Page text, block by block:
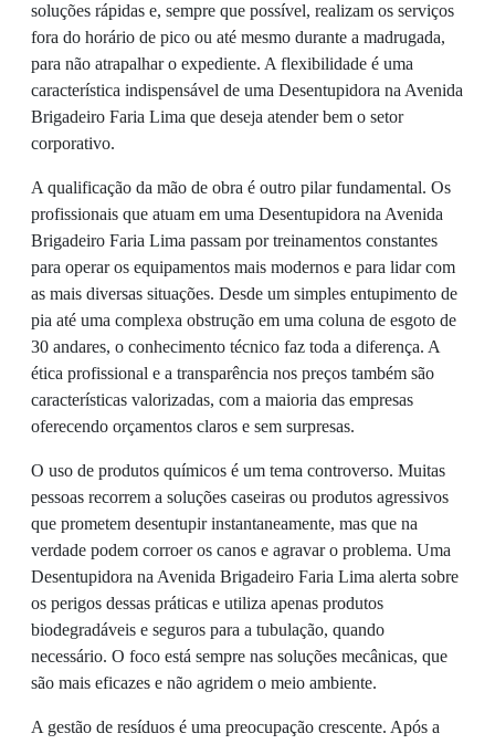
soluções rápidas e, sempre que possível, realizam os serviços
fora do horário de pico ou até mesmo durante a madrugada,
para não atrapalhar o expediente. A flexibilidade é uma
característica indispensável de uma Desentupidora na Avenida
Brigadeiro Faria Lima que deseja atender bem o setor
corporativo.
A qualificação da mão de obra é outro pilar fundamental. Os
profissionais que atuam em uma Desentupidora na Avenida
Brigadeiro Faria Lima passam por treinamentos constantes
para operar os equipamentos mais modernos e para lidar com
as mais diversas situações. Desde um simples entupimento de
pia até uma complexa obstrução em uma coluna de esgoto de
30 andares, o conhecimento técnico faz toda a diferença. A
ética profissional e a transparência nos preços também são
características valorizadas, com a maioria das empresas
oferecendo orçamentos claros e sem surpresas.
O uso de produtos químicos é um tema controverso. Muitas
pessoas recorrem a soluções caseiras ou produtos agressivos
que prometem desentupir instantaneamente, mas que na
verdade podem corroer os canos e agravar o problema. Uma
Desentupidora na Avenida Brigadeiro Faria Lima alerta sobre
os perigos dessas práticas e utiliza apenas produtos
biodegradáveis e seguros para a tubulação, quando
necessário. O foco está sempre nas soluções mecânicas, que
são mais eficazes e não agridem o meio ambiente.
A gestão de resíduos é uma preocupação crescente. Após a